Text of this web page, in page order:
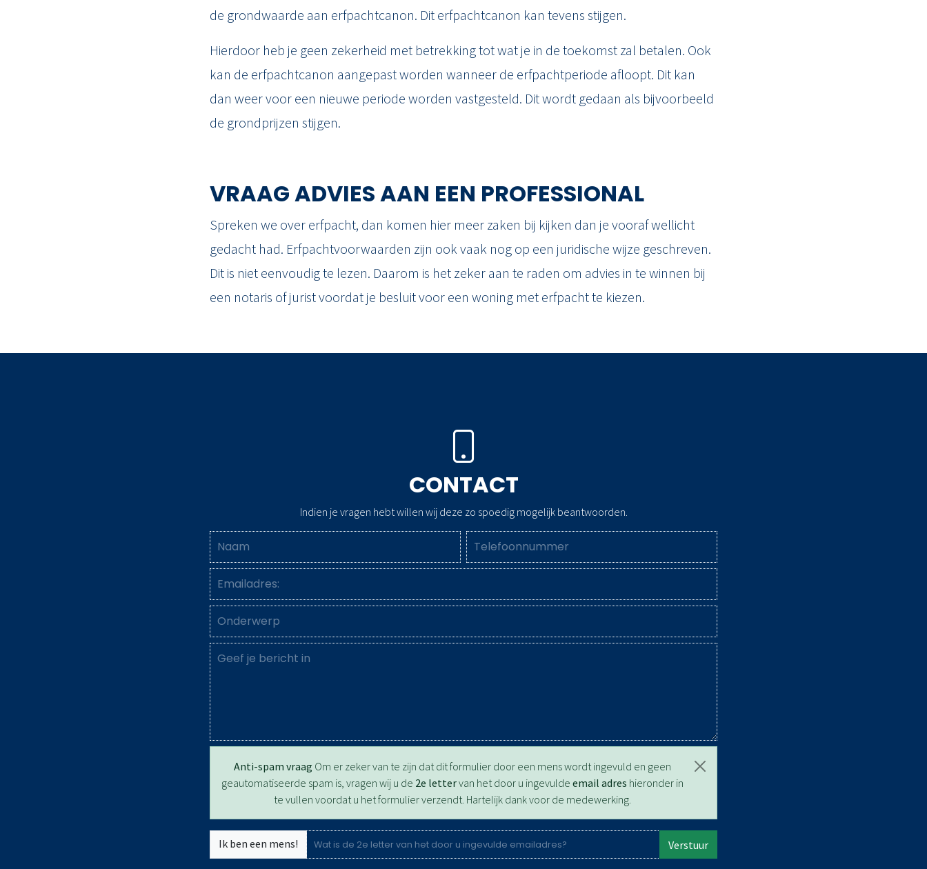
de grondwaarde aan erfpachtcanon. Dit erfpachtcanon kan tevens stijgen.
Hierdoor heb je geen zekerheid met betrekking tot wat je in de toekomst zal betalen. Ook
kan de erfpachtcanon aangepast worden wanneer de erfpachtperiode afloopt. Dit kan
dan weer voor een nieuwe periode worden vastgesteld. Dit wordt gedaan als bijvoorbeeld
de grondprijzen stijgen.
VRAAG ADVIES AAN EEN PROFESSIONAL
Spreken we over erfpacht, dan komen hier meer zaken bij kijken dan je vooraf wellicht
gedacht had. Erfpachtvoorwaarden zijn ook vaak nog op een juridische wijze geschreven.
Dit is niet eenvoudig te lezen. Daarom is het zeker aan te raden om advies in te winnen bij
een notaris of jurist voordat je besluit voor een woning met erfpacht te kiezen.
CONTACT
Indien je vragen hebt willen wij deze zo spoedig mogelijk beantwoorden.
Anti-spam vraag Om er zeker van te zijn dat dit formulier door een mens wordt ingevuld en geen
geautomatiseerde spam is, vragen wij u de 2e lettervan het door u ingevulde email adres hieronder in
te vullen voordat u het formulier verzendt. Hartelijk dank voor de medewerking.
Ik ben een mens! Verstuur